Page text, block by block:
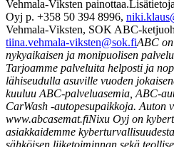
Vehmala-Viksten painottaa.
Oyj p. +358 50 394 8996,
Vehmala-Viksten, SOK ABC-
tiina.vehmala-viksten@sok.fiABC
nykyaikaisen ja monipuolisen
Tarjoamme palveluita helposti ja
lähiseudulla asuville vuoden
kuuluu ABC-palveluasemia, ABC-
CarWash -autopesupaikkoja. Auton
www.abcasemat.fiNixu Oyj on
asiakkaidemme
sähköisen liiketoiminnan sekä